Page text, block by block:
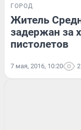
ГОРОД
Житель
задержан за
пистолетов
7 мая, 2016, 10:20